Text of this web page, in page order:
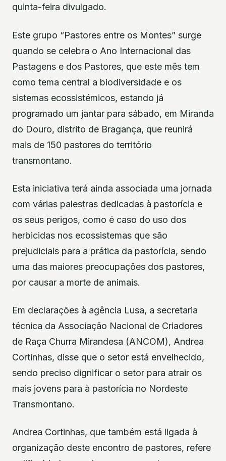
quinta-feira divulgado.
Este grupo “Pastores entre os Montes” surge
quando se celebra o Ano Internacional das
Pastagens e dos Pastores, que este mês tem
como tema central a biodiversidade e os
sistemas ecossistémicos, estando já
programado um jantar para sábado, em Miranda
do Douro, distrito de Bragança, que reunirá
mais de 150 pastores do território
transmontano.
Esta iniciativa terá ainda associada uma jornada
com várias palestras dedicadas à pastorícia e
os seus perigos, como é caso do uso dos
herbicidas nos ecossistemas que são
prejudiciais para a prática da pastorícia, sendo
uma das maiores preocupações dos pastores,
por causar a morte de animais.
Em declarações à agência Lusa, a secretaria
técnica da Associação Nacional de Criadores
de Raça Churra Mirandesa (ANCOM), Andrea
Cortinhas, disse que o setor está envelhecido,
sendo preciso dignificar o setor para atrair os
mais jovens para à pastorícia no Nordeste
Transmontano.
Andrea Cortinhas, que também está ligada à
organização deste encontro de pastores, refere